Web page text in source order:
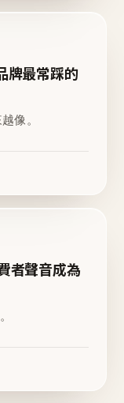
牌最常踩的
像。
者聲音成為